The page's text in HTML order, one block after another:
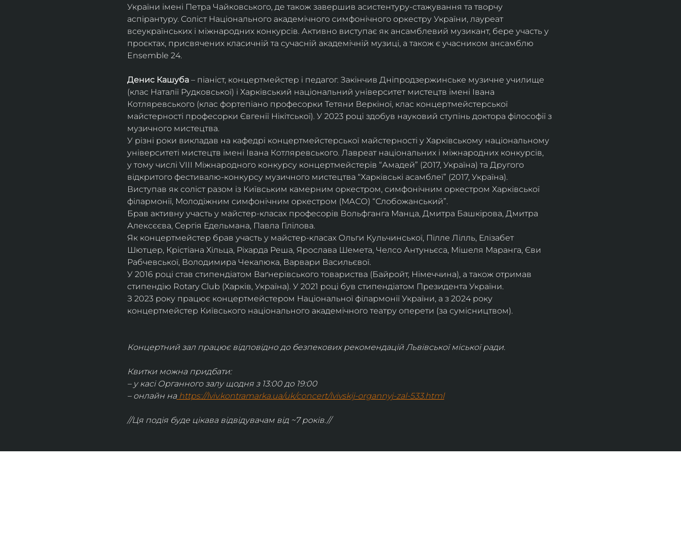
України імені Петра Чайковського, де також завершив асистентуру-стажування та творчу
аспірантуру. Соліст Національного академічного симфонічного оркестру України, лауреат
всеукраїнських і міжнародних конкурсів. Активно виступає як ансамблевий музикант, бере участь у
проєктах, присвячених класичній та сучасній академічній музиці, а також є учасником ансамблю
Ensemble 24.
Денис Кашуба – піаніст, концертмейстер і педагог. Закінчив Дніпродзержинське музичне училище
(клас Наталії Рудковської) і Харківський національний університет мистецтв імені Івана
Котляревського (клас фортепіано професорки Тетяни Веркіної, клас концертмейстерської
майстерності професорки Євгенії Нікітської). У 2023 році здобув науковий ступінь доктора філософії з
музичного мистецтва.
У різні роки викладав на кафедрі концертмейстерської майстерності у Харківському національному
університеті мистецтв імені Івана Котляревського. Лавреат національних і міжнародних конкурсів,
у тому числі VIII Міжнародного конкурсу концертмейстерів “Амадей” (2017, Україна) та Другого
відкритого фестивалю-конкурсу музичного мистецтва “Харківські асамблеї” (2017, Україна).
Виступав як соліст разом із Київським камерним оркестром, симфонічним оркестром Харківської
філармонії, Молодіжним симфонічним оркестром (МАСО) “Слобожанський”.
Брав активну участь у майстер-класах професорів Вольфганга Манца, Дмитра Башкірова, Дмитра
Алексєєва, Сергія Едельмана, Павла Гілілова.
Як концертмейстер брав участь у майстер-класах Ольги Кульчинської, Пілле Лілль, Елізабет
Шютцер, Крістіана Хільца, Ріхарда Реша, Ярослава Шемета, Челсо Антуньєса, Мішеля Маранга, Єви
Рабчевської, Володимира Чекалюка, Варвари Васильєвої.
У 2016 році став стипендіатом Ваґнерівського товариства (Байройт, Німеччина), а також отримав
стипендію Rotary Club (Харків, Україна). У 2021 році був стипендіатом Президента України.
З 2023 року працює концертмейстером Національної філармонії України, а з 2024 року
концертмейстер Київського національного академічного театру оперети (за сумісництвом).
Концертний зал працює відповідно до безпекових рекомендацій Львівської міської ради.
Квитки можна придбати:
– у касі Органного залу щодня з 13:00 до 19:00
– онлайн на https://lviv.kontramarka.ua/uk/concert/lvivskij-organnyj-zal-533.html
//Ця подія буде цікава відвідувачам від ~7 років.//